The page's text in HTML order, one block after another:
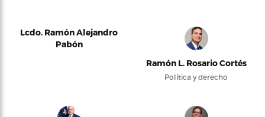
Lcdo. Ramón Alejandro
Pabón
Ramón L. Rosario Cortés
Política y derecho